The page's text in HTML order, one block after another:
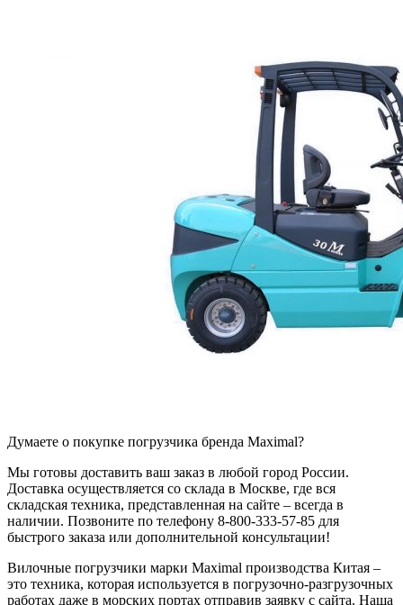
Думаете о покупке погрузчика бренда Maximal?
Мы готовы доставить ваш заказ в любой город России.
Доставка осуществляется со склада в Москве, где вся
складская техника, представленная на сайте – всегда в
наличии. Позвоните по телефону 8-800-333-57-85 для
быстрого заказа или дополнительной консультации!
Вилочные погрузчики марки Maximal производства Китая –
это техника, которая используется в погрузочно-разгрузочных
работах даже в морских портах отправив заявку с сайта. Наша